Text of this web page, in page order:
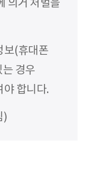
의거 처벌을
보(휴대폰
경우
야 합니다.
)